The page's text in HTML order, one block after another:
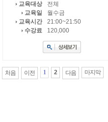
교육대상
전체
교육일
월수금
교육시간
21:00~21:50
수강료
120,000
처음 이전 1 2 다음 마지막